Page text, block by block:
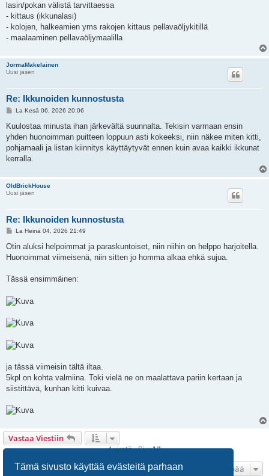
Tämä sivusto käyttää evästeitä parhaan
lasin/pokan välistä tarvittaessa
- kittaus (ikkunalasi)
- kolojen, halkeamien yms rakojen kittaus pellavaöljykitillä
- maalaaminen pellavaöljymaalilla
JormaMakelainen
Uusi jäsen
Re: Ikkunoiden kunnostusta
V
e
t
i
La Kesä 06, 2026 20:06
Kuulostaa minusta ihan järkevältä suunnalta. Tekisin varmaan ensin
yhden huonoimman puitteen loppuun asti kokeeksi, niin näkee miten kitti,
pohjamaali ja listan kiinnitys käyttäytyvät ennen kuin avaa kaikki ikkunat
kerralla.
OldBrickHouse
Uusi jäsen
Re: Ikkunoiden kunnostusta
V
e
t
La Heinä 04, 2026 21:49
Otin aluksi helpoimmat ja paraskuntoiset, niin niihin on helppo harjoitella.
Huonoimmat viimeisenä, niin sitten jo homma alkaa ehkä sujua.
Tässä ensimmäinen:
ja tässä viimeisin tältä iltaa.
5kpl on kohta valmiina. Toki vielä ne on maalattava pariin kertaan ja
siistittävä, kunhan kitti kuivaa.
Vastaa Viestiin
4 viestiä • Sivu1/1
Hyppää